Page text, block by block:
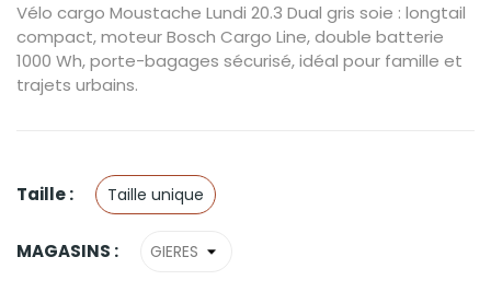
Vélo cargo Moustache Lundi 20.3 Dual gris soie : longtail
compact, moteur Bosch Cargo Line, double batterie
1000 Wh, porte-bagages sécurisé, idéal pour famille et
trajets urbains.
Taille : Taille unique
MAGASINS :